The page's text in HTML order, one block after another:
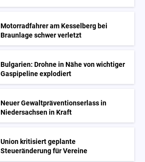
Motorradfahrer am Kesselberg bei
Braunlage schwer verletzt
Bulgarien: Drohne in Nähe von wichtiger
Gaspipeline explodiert
Neuer Gewaltpräventionserlass in
Niedersachsen in Kraft
Union kritisiert geplante
Steueränderung für Vereine